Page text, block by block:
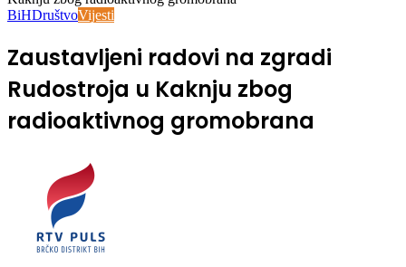
BiHDruštvoVijesti
Zaustavljeni radovi na zgradi
Rudostroja u Kaknju zbog
radioaktivnog gromobrana